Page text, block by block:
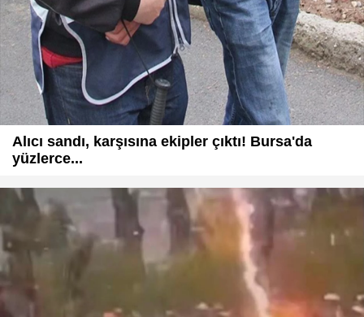
Alıcı sandı, karşısına ekipler çıktı! Bursa'da
yüzlerce...